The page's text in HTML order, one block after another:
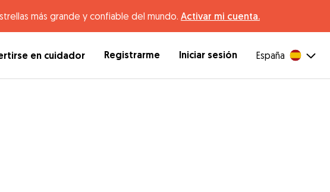
más grande y confiable del mundo. Activar mi cuenta.
en cuidador Registrarme Iniciar sesión España